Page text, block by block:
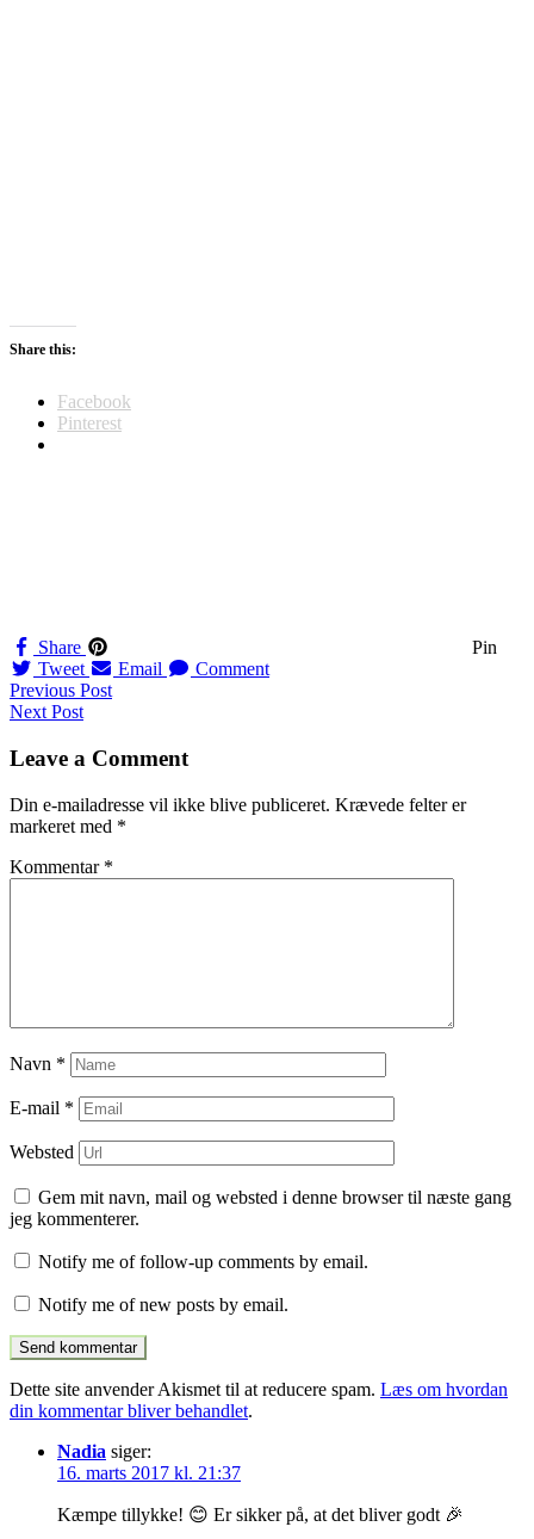
Share this:
Facebook
Pinterest
Share
Pin
Tweet
Email Comment
Navigation
til
indlæg
Previous Post
Next Post
Leave a Comment
Din e-mailadresse vil ikke blive publiceret. Krævede felter er
markeret med *
Kommentar *
Navn *
E-mail *
Websted
Gem mit navn, mail og websted i denne browser til næste gang
jeg kommenterer.
Notify me of follow-up comments by email.
Notify me of new posts by email.
Dette site anvender Akismet til at reducere spam. Læs om hvordan
din kommentar bliver behandlet.
Nadia siger:
16. marts 2017 kl. 21:37
Kæmpe tillykke! 😊 Er sikker på, at det bliver godt 🎉